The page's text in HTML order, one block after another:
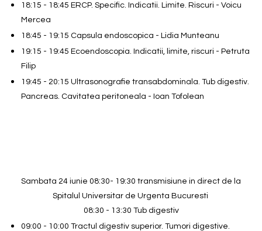
18:15 - 18:45 ERCP. Specific. Indicatii. Limite. Riscuri - Voicu
Mercea
18:45 - 19:15 Capsula endoscopica - Lidia Munteanu
19:15 - 19:45 Ecoendoscopia. Indicatii, limite, riscuri - Petruta
Filip
19:45 - 20:15 Ultrasonografie transabdominala. Tub digestiv.
Pancreas. Cavitatea peritoneala - Ioan Tofolean
Sambata 24 iunie 08:30- 19:30 transmisiune in direct de la
Spitalul Universitar de Urgenta Bucuresti
08:30 - 13:30 Tub digestiv
09:00 - 10:00 Tractul digestiv superior. Tumori digestive.